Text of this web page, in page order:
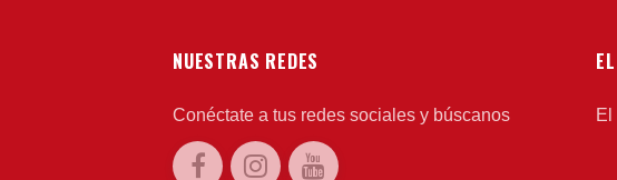
NUESTRAS REDES
Conéctate a tus redes sociales y búscanos El